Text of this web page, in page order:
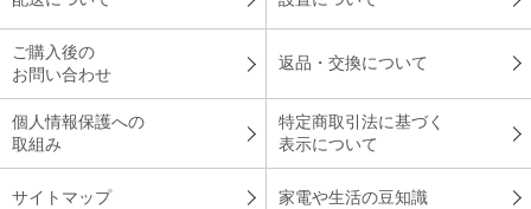
ご購入後の
お問い合わせ
返品・交換について
個人情報保護への
取組み
特定商取引法に基づく
表示について
サイトマップ 家電や生活の豆知識